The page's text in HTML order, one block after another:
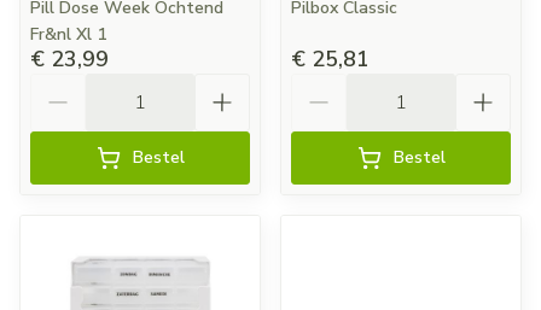
Pill Dose Week Ochtend
Fr&nl Xl 1
€ 23,99
Bestel
Pilbox Classic
€ 25,81
Bestel